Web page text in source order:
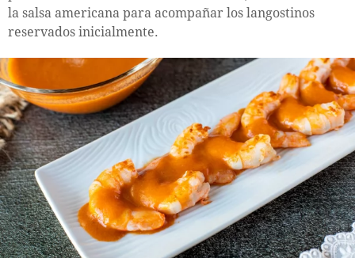
la salsa americana para acompañar los langostinos
reservados inicialmente.